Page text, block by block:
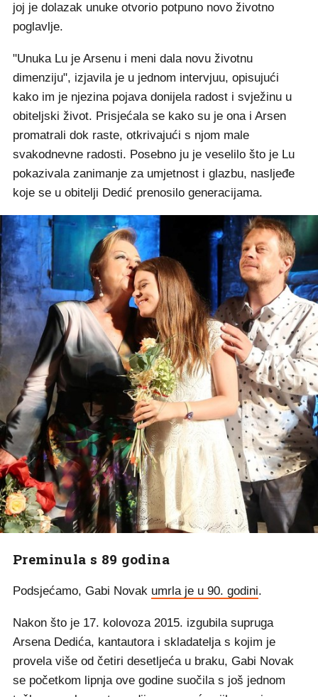
joj je dolazak unuke otvorio potpuno novo životno
poglavlje.
"Unuka Lu je Arsenu i meni dala novu životnu
dimenziju", izjavila je u jednom intervjuu, opisujući
kako im je njezina pojava donijela radost i svježinu u
obiteljski život. Prisjećala se kako su je ona i Arsen
promatrali dok raste, otkrivajući s njom male
svakodnevne radosti. Posebno ju je veselilo što je Lu
pokazivala zanimanje za umjetnost i glazbu, nasljeđe
koje se u obitelji Dedić prenosilo generacijama.
Preminula s 89 godina
Podsjećamo, Gabi Novak umrla je u 90. godini.
Nakon što je 17. kolovoza 2015. izgubila supruga
Arsena Dedića, kantautora i skladatelja s kojim je
provela više od četiri desetljeća u braku, Gabi Novak
se početkom lipnja ove godine suočila s još jednom